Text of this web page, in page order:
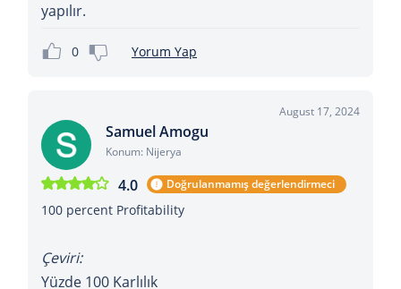
yapılır.
0 Yorum Yap
August 17, 2024
Samuel Amogu
Konum: Nijerya
4.0 Doğrulanmamış değerlendirmeci
100 percent Profitability
Çeviri:
Yüzde 100 Karlılık